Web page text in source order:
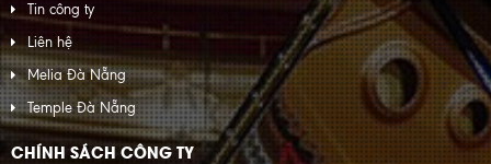
Tin công ty
Liên hệ
Melia Đà Nẵng
Temple Đà Nẵng
CHÍNH SÁCH CÔNG TY